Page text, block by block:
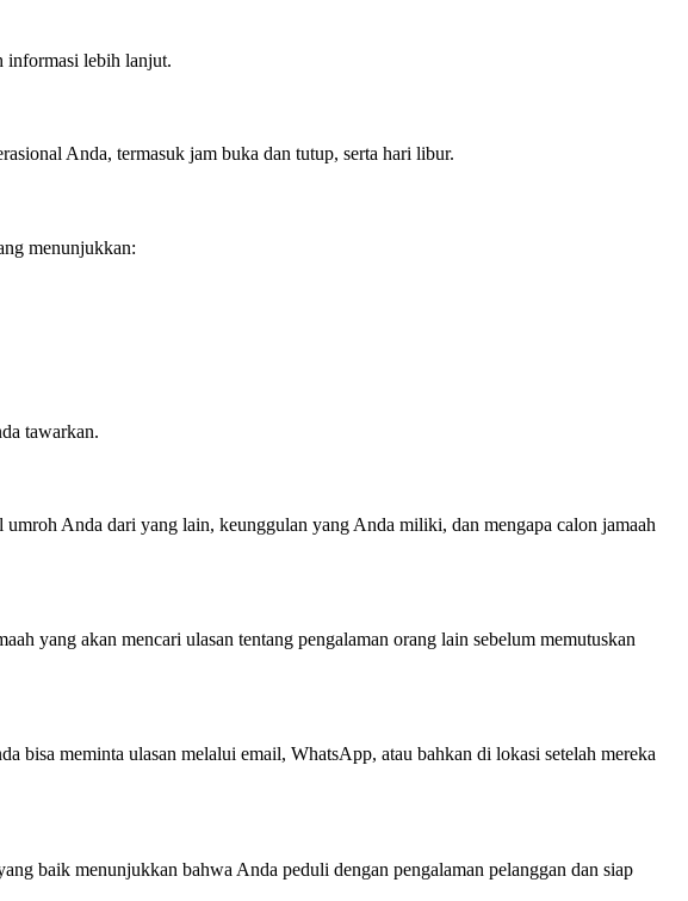
informasi lebih lanjut.
Anda, termasuk jam buka dan tutup, serta hari libur.
menunjukkan:
tawarkan.
Anda dari yang lain, keunggulan yang Anda miliki, dan mengapa calon jamaah
yang akan mencari ulasan tentang pengalaman orang lain sebelum memutuskan
bisa meminta ulasan melalui email, WhatsApp, atau bahkan di lokasi setelah mereka
baik menunjukkan bahwa Anda peduli dengan pengalaman pelanggan dan siap